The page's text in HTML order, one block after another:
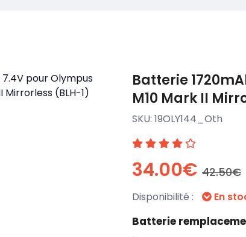
Batterie
M10 Mark II
SKU: 19OLY144_Oth
34.00€ 42.50€
Disponibilité : En
Batterie